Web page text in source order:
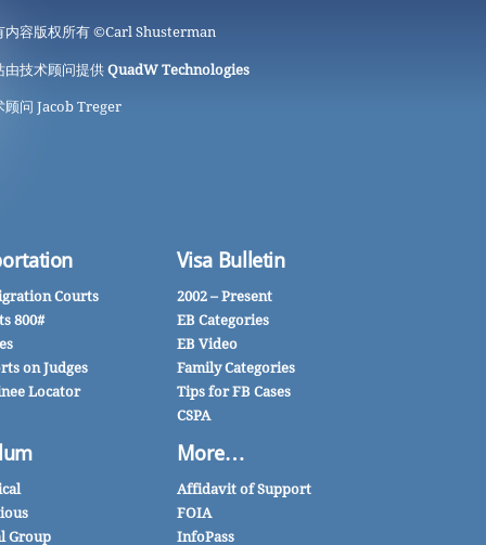
内容版权所有 ©Carl Shusterman
由技术顾问提供QuadW Technologies
顾问 Jacob Treger
Courts
800#
on Judges
Locator
Group
Visa Bulletin
2002 – Present
EB Categories
EB Video
Family Categories
Tips for FB Cases
CSPA
More…
Affidavit of Support
FOIA
InfoPass